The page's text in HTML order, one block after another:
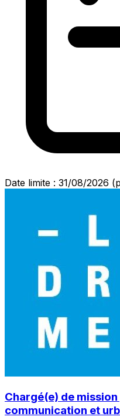
Date limite : 31/08/2026
Chargé(e) de
communication et